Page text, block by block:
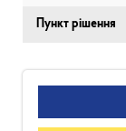
Пункт рішення